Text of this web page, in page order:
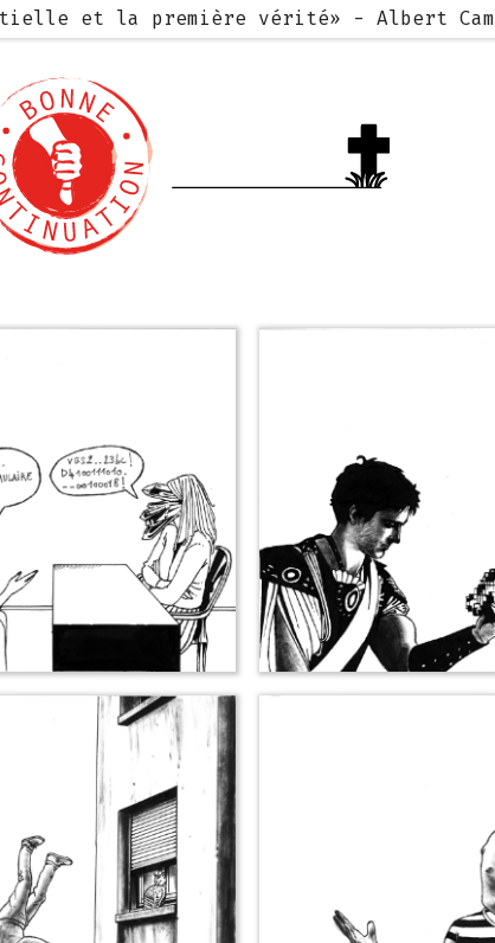
et la première vérité» - Albert